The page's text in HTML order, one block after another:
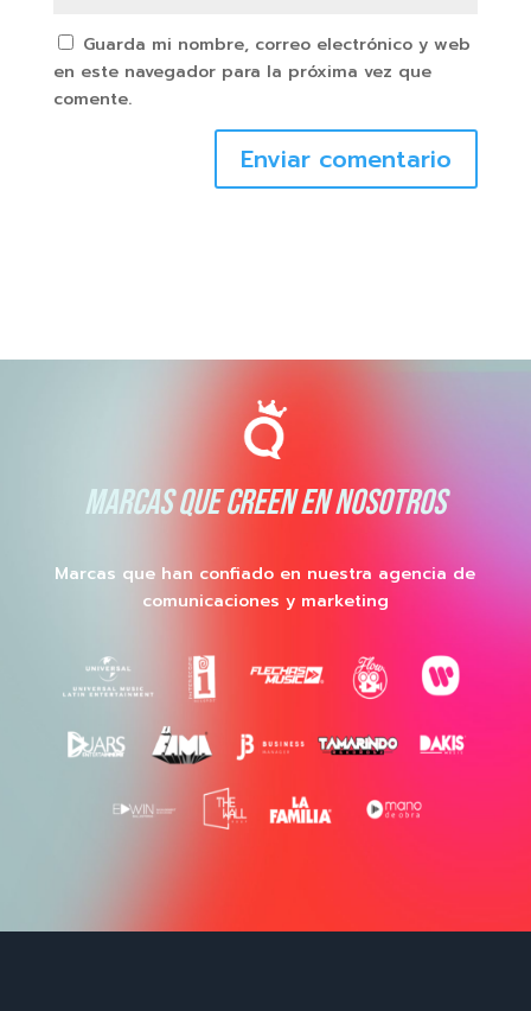
Guarda mi nombre, correo electrónico y web
en este navegador para la próxima vez que
comente.
Enviar comentario
MARCAS QUE CREEN EN NOSOTROS
Marcas que han confiado en nuestra agencia de
comunicaciones y marketing